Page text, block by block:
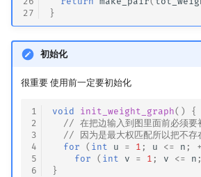
27
}
初始化
很重要 使用前一定要初始化
1
2
3
4
5
6
void init_weight_graph()
{
// 在把边输入到图里面前必须要
// 因为是最大权匹配所以把不存
for
( int u = 1 ; u <= n ;
for
( int v = 1 ; v <= n ;
}